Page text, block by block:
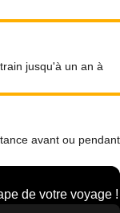
jusqu'à un an à
avant ou pendant
de votre voyage !